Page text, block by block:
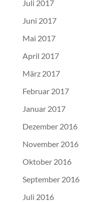
Juli 2017
Juni 2017
Mai 2017
April 2017
März 2017
Februar 2017
Januar 2017
Dezember 2016
November 2016
Oktober 2016
September 2016
Juli 2016